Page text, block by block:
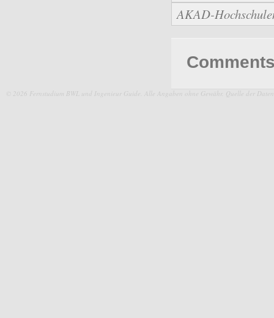
AKAD-
© 2026 Fernstudium BWL und Ingenieur Guide. Alle Angaben ohne Gewähr. Quelle der